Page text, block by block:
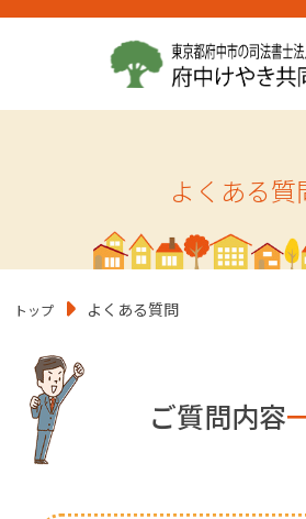
TOP
初めての方
よくある質
初めての
遺言書作成
よくある質
トップ よくある質問
ご質問内容